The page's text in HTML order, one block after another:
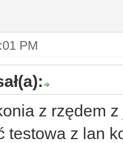
PM
z rzędem
testowa z lan